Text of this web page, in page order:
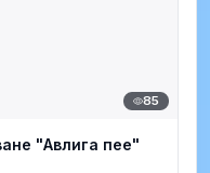
85
"Авлига пее"